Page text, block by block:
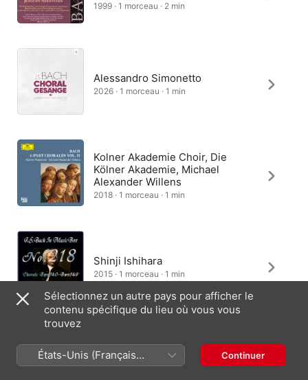
1999 · 1 morceau · 2 min
Alessandro Simonetto
2026 · 1 morceau · 1 min
Kolner Akademie Choir, Die
Kölner Akademie, Michael
Alexander Willens
2018 · 1 morceau · 1 min
Shinji Ishihara
2015 · 1 morceau · 1 min
Noël Akchoté
2014 · 1 morceau · 1 min
Sélectionnez un autre pays pour afficher le
contenu spécifique du lieu où vous vous
trouvez
États-Unis (Français
France)
Continuer